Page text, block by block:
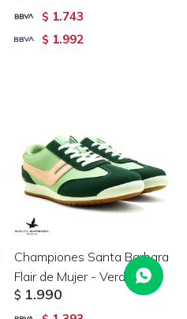
$ 1.743
$ 1.992
Championes Santa Barbara
Flair de Mujer - Verde
$ 1.990